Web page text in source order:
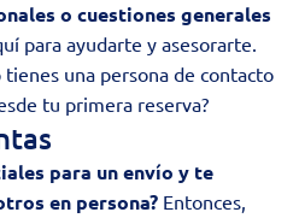
o cuestiones generales
para ayudarte y asesorarte.
tienes una persona de contacto
tu primera reserva?
para un envío y te
en persona? Entonces,